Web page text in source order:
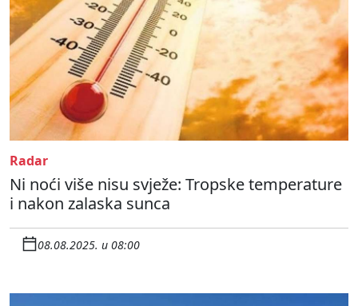
Radar
Ni noći više nisu svježe: Tropske temperature
i nakon zalaska sunca
08.08.2025. u 08:00